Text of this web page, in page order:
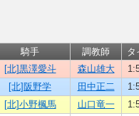
騎手 調教師 タ
[北]黒澤愛斗 森山雄大
[北]阪野学 田中正二
[北]小野楓馬 山口竜一